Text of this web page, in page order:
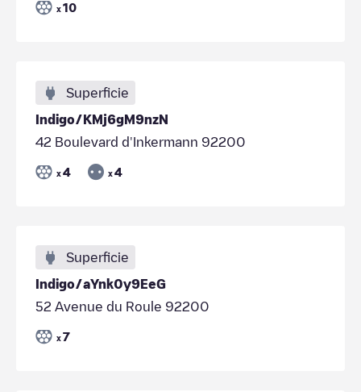
x 10
Superficie
Indigo/KMj6gM9nzN
42 Boulevard d'Inkermann 92200
x 4 x 4
Superficie
Indigo/aYnk0y9EeG
52 Avenue du Roule 92200
x 7